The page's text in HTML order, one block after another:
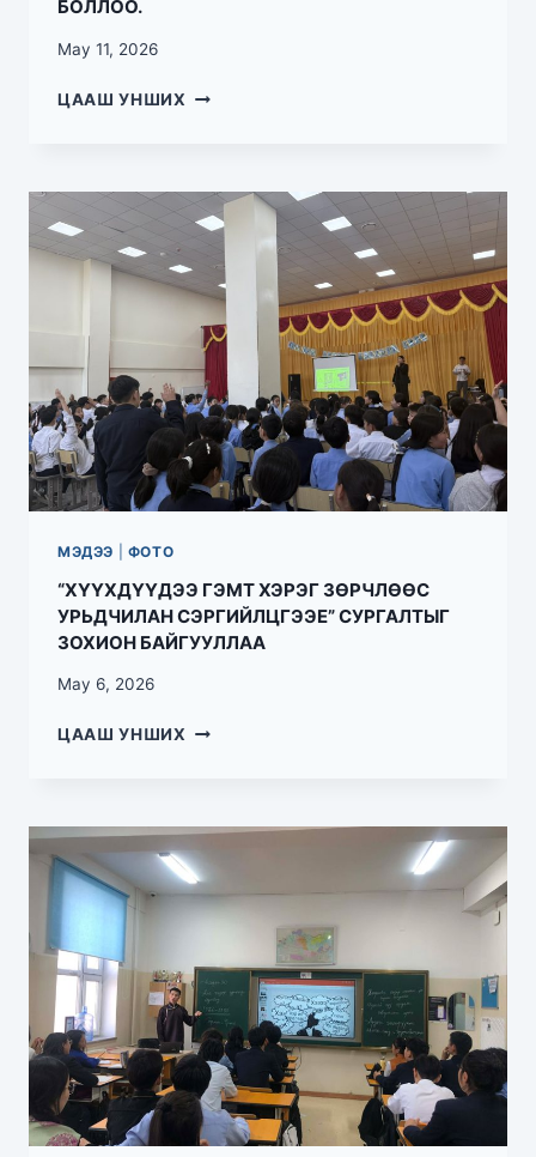
БОЛЛОО.
May 11, 2026
ЦААШ УНШИХ
МЭДЭЭ ФОТО
“ХҮҮХДҮҮДЭЭ ГЭМТ ХЭРЭГ ЗӨРЧЛӨӨС
УРЬДЧИЛАН СЭРГИЙЛЦГЭЭЕ” СУРГАЛТЫГ
ЗОХИОН БАЙГУУЛЛАА
May 6, 2026
ЦААШ УНШИХ